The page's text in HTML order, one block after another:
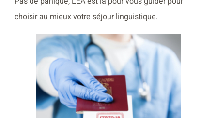
choisir au mieux votre séjour linguistique.